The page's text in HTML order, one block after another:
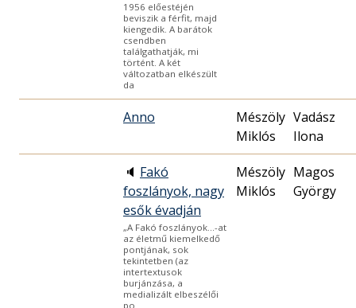
1956 előestéjén
beviszik a férfit, majd
kiengedik. A barátok
csendben
találgathatják, mi
történt. A két
változatban elkészült
da
Anno
Mészöly
Miklós
Vadász
Ilona
🔈 Fakó
foszlányok, nagy
esők évadján
„A Fakó foszlányok…-at
az életmű kiemelkedő
pontjának, sok
tekintetben (az
intertextusok
burjánzása, a
medializált elbeszélői
po
Mészöly
Miklós
Magos
György